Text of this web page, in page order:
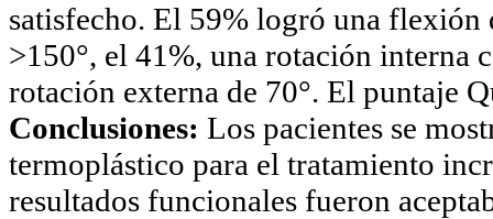
satisfecho. El 59% logró una
>150°, el 41%, una rotación interna
rotación externa de 70°. El puntaje
Conclusiones: Los pacientes se
termoplástico para el tratamiento
resultados funcionales fueron